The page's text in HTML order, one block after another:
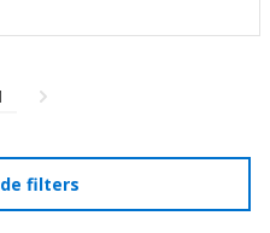
filters